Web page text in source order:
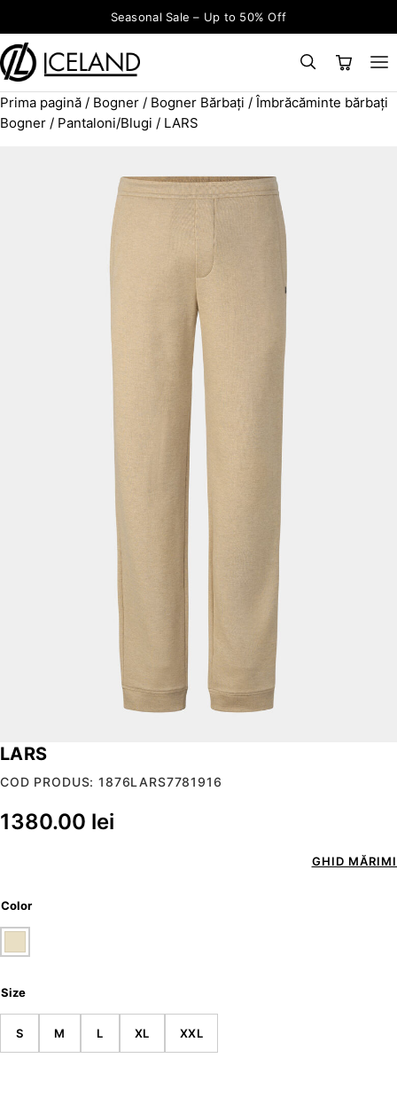
Seasonal Sale – Up to 50% Off
Search for:
CAUTĂ ×
Prima pagină / Bogner / Bogner Bărbați / Îmbrăcăminte bărbați
Bogner / Pantaloni/Blugi / LARS
LARS
COD PRODUS: 1876LARS7781916
1380.00 lei
GHID MĂRIMI
Color
Size
S M L XL XXL